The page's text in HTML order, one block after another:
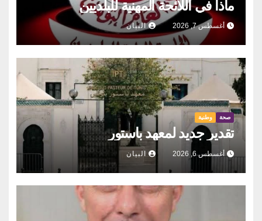
ماذا في اللائحة المهنية للبلديين
أغسطس 7, 2026 البيان
صحة وطنية
تقدير جديد لمعهد باستور
أغسطس 6, 2026 البيان